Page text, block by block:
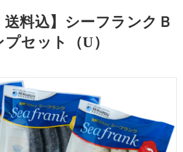
送料込】シーフランクＢ
セット（U）